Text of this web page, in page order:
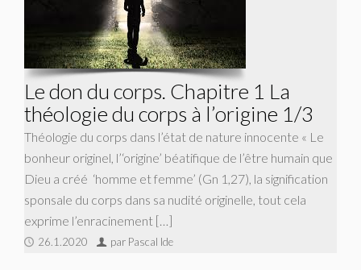
Le don du corps. Chapitre 1 La
théologie du corps à l’origine 1/3
Théologie du corps dans l’état de nature innocente « Le
bonheur originel, l’‘origine’ béatifique de l’être humain que
Dieu a créé ‘homme et femme’ (Gn 1,27), la signification
sponsale du corps dans sa nudité originelle, tout cela
exprime l’enracinement […]
26.1.2020 par Pascal Ide